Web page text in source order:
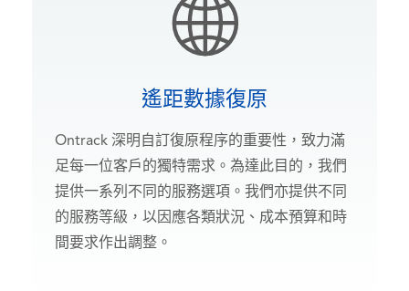
遙距數據復原
Ontrack 深明自訂復原程序的重要性，致力滿
足每一位客戶的獨特需求。為達此目的，我們
提供一系列不同的服務選項。我們亦提供不同
的服務等級，以因應各類狀況、成本預算和時
間要求作出調整。